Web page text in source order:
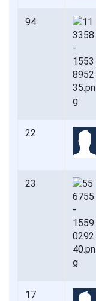
94
22
23
17